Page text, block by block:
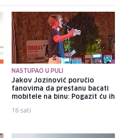
NASTUPAO U PULI
Jakov Jozinović poručio
fanovima da prestanu bacati
mobitele na binu: Pogazit ću ih
16 sati